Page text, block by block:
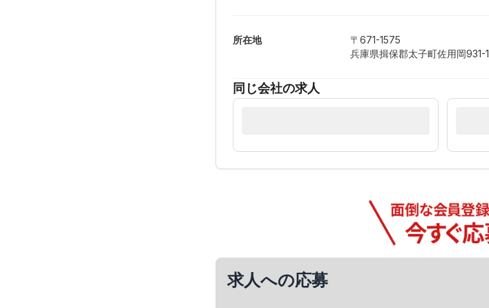
所在地
〒671-1575
兵庫県揖保郡太子町佐用岡931-1
同じ会社の求人
求人への応募